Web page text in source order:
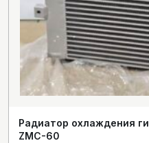
Радиатор охлаждения
ZMC-60